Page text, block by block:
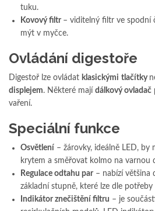
tuku.
Kovový filtr – viditelný filtr ve spodní
mýt v myčce.
Ovládání digestoře
Digestoř lze ovládat klasickými tlačítky
displejem. Některé mají dálkový ovladač
vaření.
Speciální funkce
Osvětlení – žárovky, ideálně LED, by
krytem a směřovat kolmo na varnou
Regulace odtahu par – nabízí většina
základní stupně, které lze dle potřeby
Indikátor znečištění filtru – je